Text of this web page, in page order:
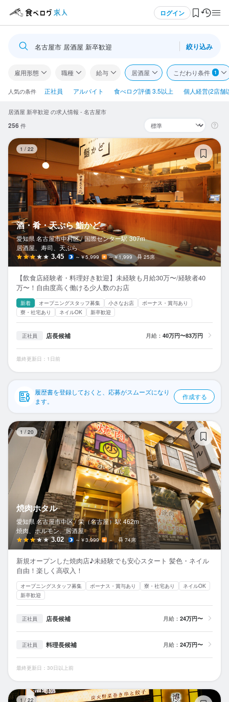
ログイン
ログイン・無料会員登録
食べログ求人TOP
求人検索
閲覧履歴
気になる求人
検索履歴・保存した条件
応募履歴
WEB履歴書
スカウト・メルマガ受信設定
ヘルプ・お問い合わせフォーム
食べログ求人PRESS
プライバシーポリシー
利用規約
企業情報
名古屋市 居酒屋 新卒歓迎 絞り込み
雇用形態 職種 給与 居酒屋 こだわり条件 1
人気の条件 正社員 アルバイト 食べログ評価 3.5以上 個人経営(2店舗
居酒屋 新卒歓迎 の求人情報 - 名古屋市
256件
1 / 22
酒・肴・天ぷら 鮨かど
愛知県 名古屋市中村区 / 国際センター駅 307m
居酒屋、寿司、天ぷら
3.45 ～￥5,999 ～￥1,999 25席
【飲食店経験者・料理好き歓迎】未経験も月給30万〜/経験者40
万〜！自由度高く働ける少人数のお店
新着 オープニングスタッフ募集 小さなお店
ボーナス・賞与あり
寮・社宅あり
ネイルOK 新卒歓迎
正社員 店長候補 月給： 40万円〜83万円
最終更新日：1日前
履歴書を登録しておくと、応募がスムーズになり
ます。
作成する
1 / 20
焼肉ホタル
愛知県 名古屋市中区 / 栄（名古屋）駅 462m
焼肉、ホルモン、居酒屋
3.02 ～￥3,999 － 74席
新規オープンした焼肉店♪未経験でも安心スタート 髪色・ネイル
自由！楽しく高収入！
オープニングスタッフ募集 ボーナス・賞与あり 寮・社宅あり
ネイルOK
新卒歓迎
正社員 店長候補 月給： 24万円〜
正社員 料理長候補 月給： 24万円〜
最終更新日：30日以上前
1 / 22